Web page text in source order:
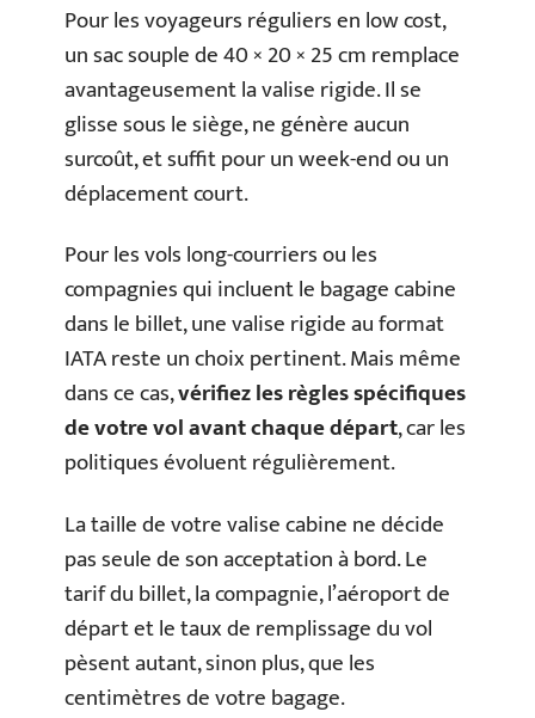
Pour les voyageurs réguliers en low cost,
un sac souple de 40 × 20 × 25 cm remplace
avantageusement la valise rigide. Il se
glisse sous le siège, ne génère aucun
surcoût, et suffit pour un week-end ou un
déplacement court.
Pour les vols long-courriers ou les
compagnies qui incluent le bagage cabine
dans le billet, une valise rigide au format
IATA reste un choix pertinent. Mais même
dans ce cas,vérifiez les règles spécifiques
de votre vol avant chaque départ, car les
politiques évoluent régulièrement.
La taille de votre valise cabine ne décide
pas seule de son acceptation à bord. Le
tarif du billet, la compagnie, l’aéroport de
départ et le taux de remplissage du vol
pèsent autant, sinon plus, que les
centimètres de votre bagage.